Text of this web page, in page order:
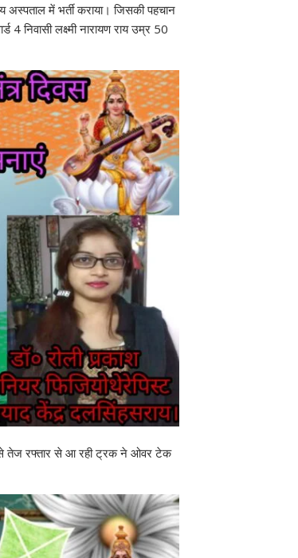
में भर्ती कराया। जिसकी पहचान
4 निवासी लक्ष्मी नारायण राय उम्र 50
से तेज रफ्तार से आ रही ट्रक ने ओवर टेक